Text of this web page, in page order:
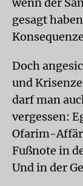
gesagt
Doch
und
darf man
vergessen:
Ofarim-
Fußnote in
Und in der